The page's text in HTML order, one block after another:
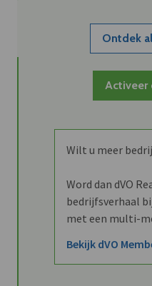
Ontdek
Activeer
Wilt u meer
Word dan dVO
bedrijfsverhaal
met een multi-
Bekijk dVO